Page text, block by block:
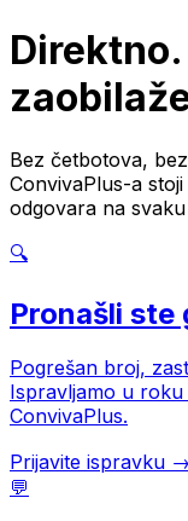
Bez četbotova,
ConvivaPlus-a
odgovara na
🔍
Pronašli ste
Pogrešan broj,
Ispravljamo u
ConvivaPlus.
Prijavite ispravku →
💬